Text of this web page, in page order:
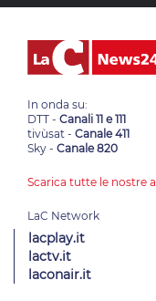
In onda su:
DTT - Canali 11 e 111
tivùsat - Canale 411
Sky - Canale 820
Scarica tutte le nostre
lacplay.it
lactv.it
laconair.it